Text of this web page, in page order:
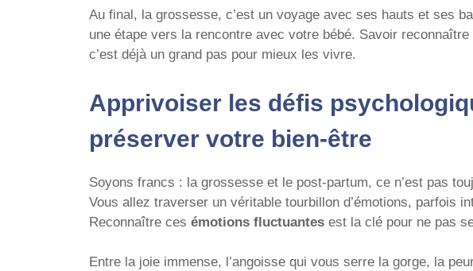
Au final, la grossesse, c’est un voyage avec ses hauts et ses
une étape vers la rencontre avec votre bébé. Savoir
c’est déjà un grand pas pour mieux les vivre.
Apprivoiser les défis
préserver votre bien-être
Soyons francs : la grossesse et le post-partum, ce n’est pas
Vous allez traverser un véritable tourbillon d’émotions, parfois
Reconnaître ces émotions fluctuantes est la clé pour ne pas
Entre la joie immense, l’angoisse qui vous serre la gorge, la